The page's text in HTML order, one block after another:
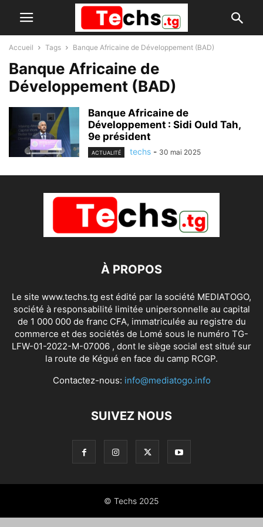
Accueil Tags Banque Africaine de Développement (BAD)
Banque Africaine de
Développement (BAD)
Banque Africaine de
Développement : Sidi Ould Tah,
9e président
ACTUALITÉ techs - 30 mai 2025
À PROPOS
Le site www.techs.tg est édité par la société MEDIATOGO,
société à responsabilité limitée unipersonnelle au capital
de 1 000 000 de franc CFA, immatriculée au registre du
commerce et des sociétés de Lomé sous le numéro TG-
LFW-01-2022-M-07006 , dont le siège social est situé sur
la route de Kégué en face du camp RCGP.
Contactez-nous: info@mediatogo.info
SUIVEZ NOUS
© Techs 2025